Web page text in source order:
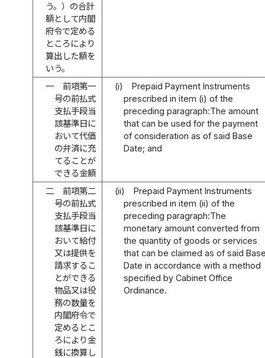
う。）の合計
額として内閣
府令で定める
ところにより
算出した額を
いう。
一
前項第一
号の前払式
支払手段当
該基準日に
おいて代価
の弁済に充
てることが
できる金額
(i)
Prepaid Payment Instruments
prescribed in item (i) of the
preceding paragraph:The amount
that can be used for the payment
of consideration as of said Base
Date; and
二
前項第二
号の前払式
支払手段当
該基準日に
おいて給付
又は提供を
請求するこ
とができる
物品又は役
務の数量を
内閣府令で
定めるとこ
ろにより金
銭に換算し
(ii)
Prepaid Payment Instruments
prescribed in item (ii) of the
preceding paragraph:The
monetary amount converted from
the quantity of goods or services
that can be claimed as of said
Date in accordance with a method
specified by Cabinet Office
Ordinance.